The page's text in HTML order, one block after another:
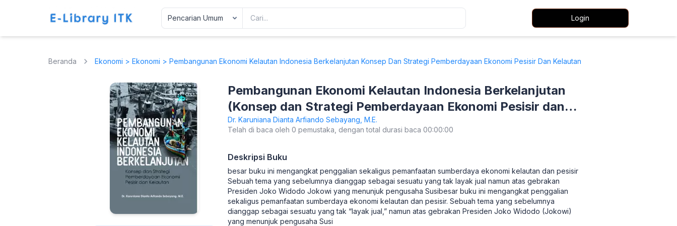
Login
Beranda Ekonomi > Ekonomi > Pembangunan Ekonomi Kelautan Indonesia Berkelanjutan Konsep Dan Strategi Pemberdayaan Ekonomi Pesisir Dan Kelautan
Pembangunan Ekonomi Kelautan Indonesia Berkelanjutan
(Konsep dan Strategi Pemberdayaan Ekonomi Pesisir dan
Kelautan
Dr. Karuniana Dianta Arfiando Sebayang, M.E.
Telah di baca oleh 0 pemustaka, dengan total durasi baca 00:00:00
Deskripsi Buku
besar buku ini mengangkat penggalian sekaligus pemanfaatan sumberdaya ekonomi kelautan dan pesisir
Sebuah tema yang sebelumnya dianggap sebagai sesuatu yang tak layak jual namun atas gebrakan
Presiden Joko Widodo Jokowi yang menunjuk pengusaha Susibesar buku ini mengangkat penggalian
sekaligus pemanfaatan sumberdaya ekonomi kelautan dan pesisir. Sebuah tema yang sebelumnya
dianggap sebagai sesuatu yang tak “layak jual,” namun atas gebrakan Presiden Joko Widodo (Jokowi)
yang menunjuk pengusaha Susi